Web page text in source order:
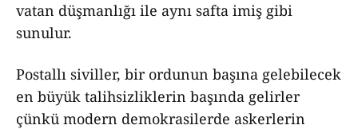
vatan düşmanlığı ile aynı safta imiş gibi
sunulur.
Postallı siviller, bir ordunun başına gelebilecek
en büyük talihsizliklerin başında gelirler
çünkü modern demokrasilerde askerlerin